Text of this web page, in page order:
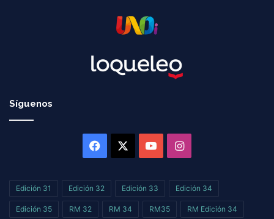
Síguenos
Facebook YouTubeInstagram
Edición 31 Edición 32 Edición 33 Edición 34
Edición 35 RM 32 RM 34 RM35 RM Edición 34